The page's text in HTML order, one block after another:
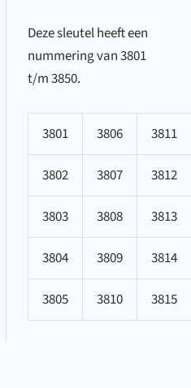
Deze sleutel heeft een
nummering van 3801
t/m 3850.
3801 3806 3811
3802 3807 3812
3803 3808 3813
3804 3809 3814
3805 3810 3815